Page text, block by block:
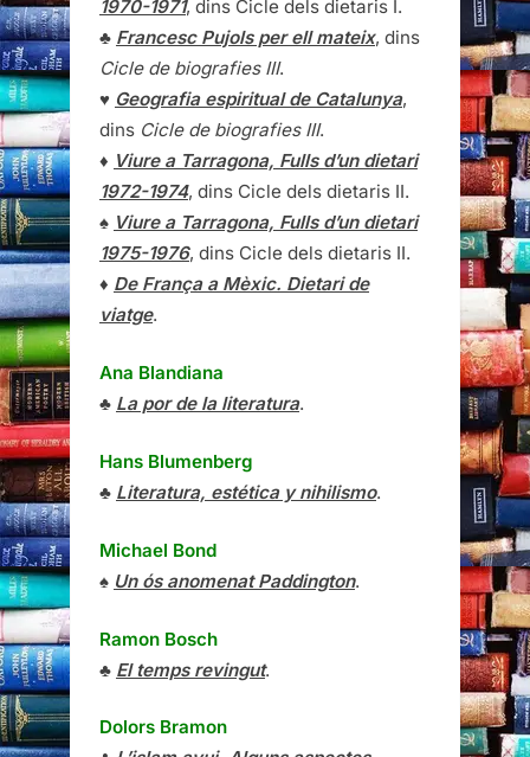
1970-1971, dins Cicle dels dietaris I.
♣ Francesc Pujols per ell mateix, dins
Cicle de biografies III.
♥ Geografia espiritual de Catalunya,
dins Cicle de biografies III.
♦ Viure a Tarragona, Fulls d’un dietari
1972-1974, dins Cicle dels dietaris II.
♠ Viure a Tarragona, Fulls d’un dietari
1975-1976, dins Cicle dels dietaris II.
♦ De França a Mèxic. Dietari de
viatge.
Ana Blandiana
♣ La por de la literatura.
Hans Blumenberg
♣ Literatura, estética y nihilismo.
Michael Bond
♠ Un ós anomenat Paddington.
Ramon Bosch
♣ El temps revingut.
Dolors Bramon